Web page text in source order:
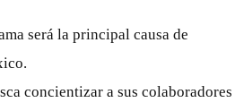
será la principal causa de
concientizar a sus colaboradores